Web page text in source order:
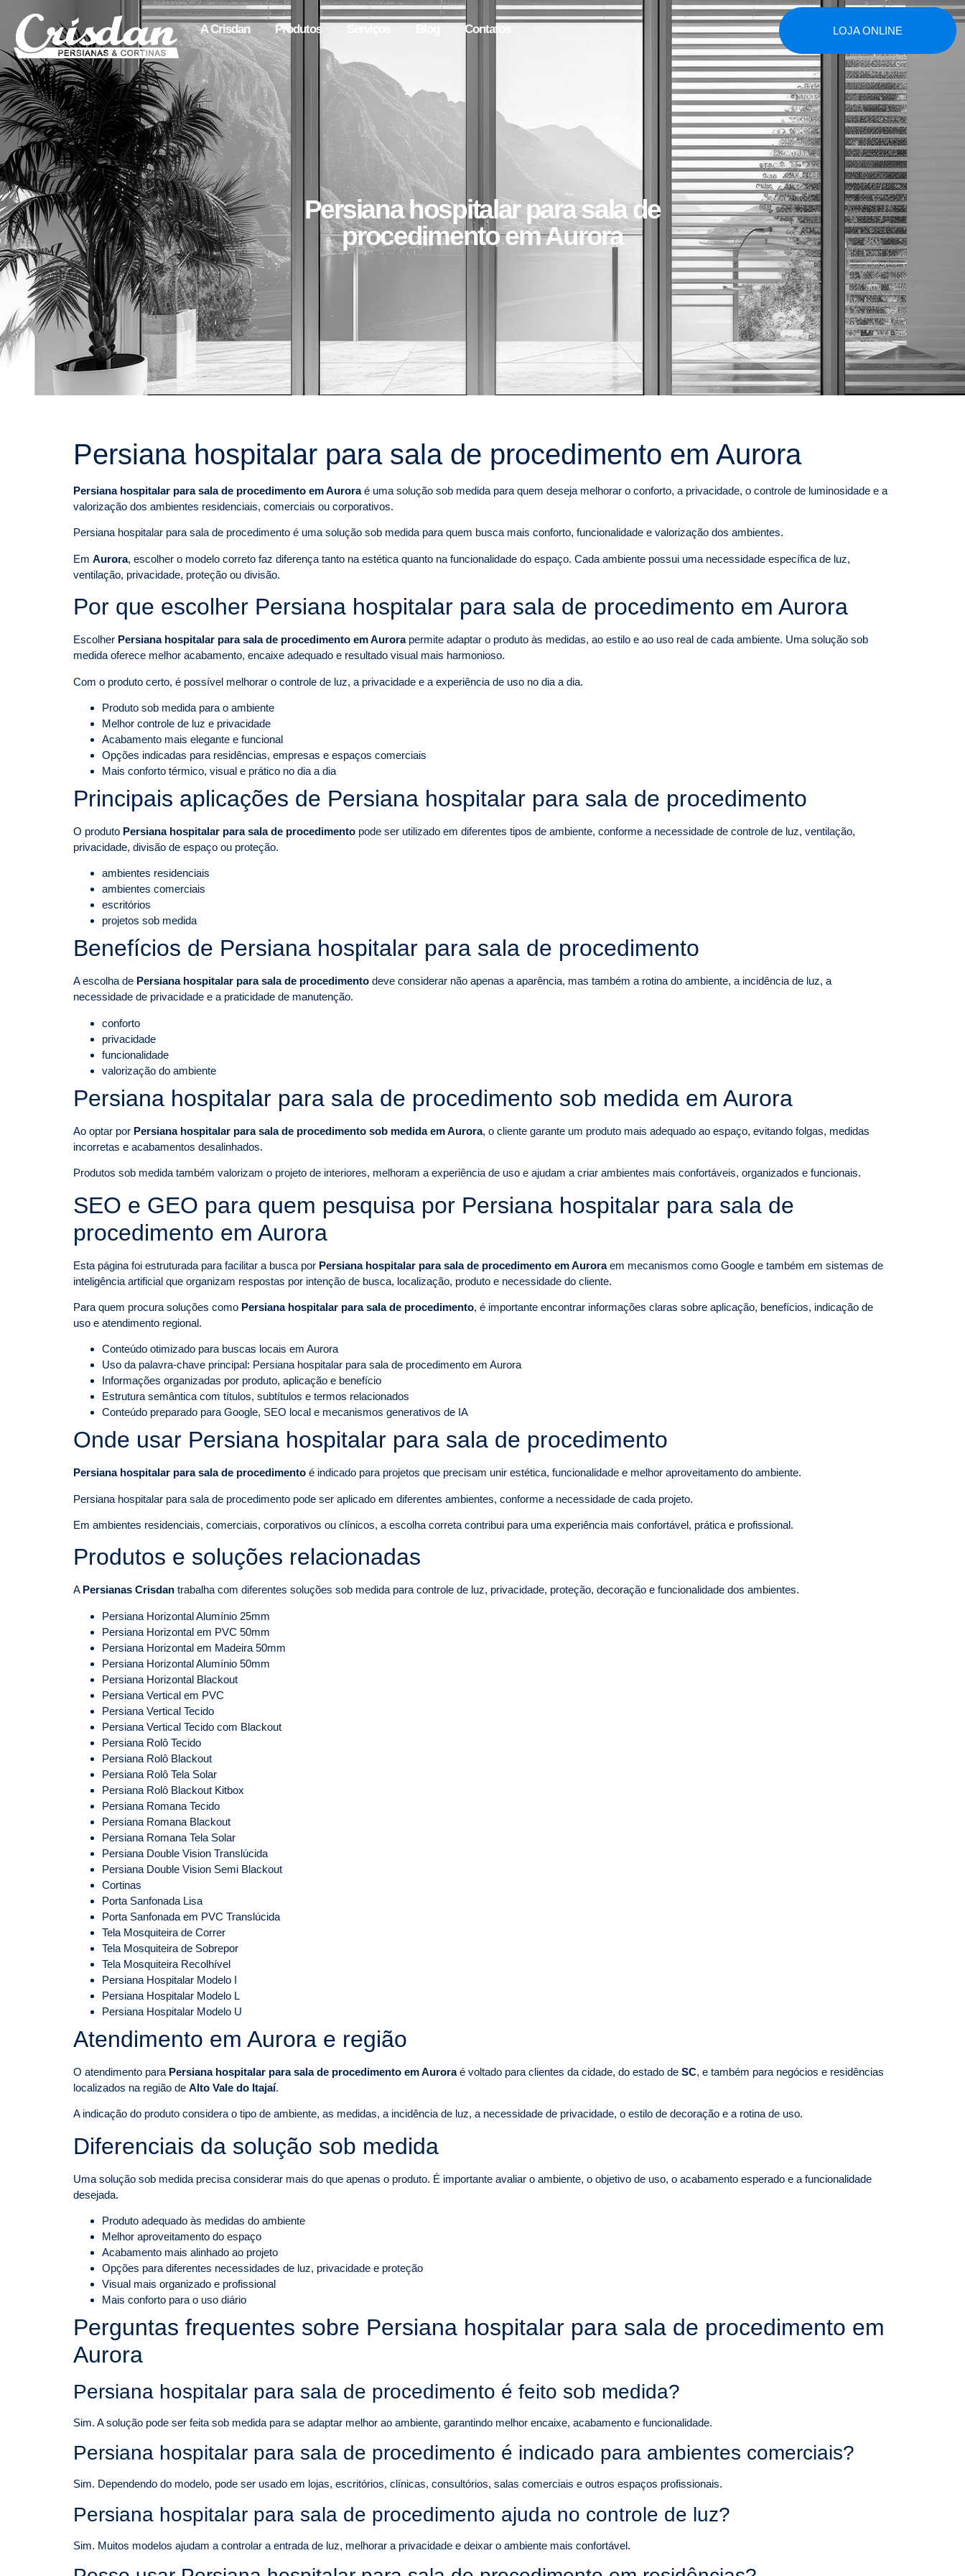
A Crisdan Produtos Contatos LOJA ONLINE
Persiana hospitalar para sala de
procedimento em Aurora
Persiana hospitalar para sala de procedimento em Aurora
Persiana hospitalar para sala de procedimento em Auroraé uma solução sob medida para quem deseja melhorar o conforto, a privacidade, o controle de luminosidade e a
valorização dos ambientes residenciais, comerciais ou corporativos.
Persiana hospitalar para sala de procedimento é uma solução sob medida para quem busca mais conforto, funcionalidade e valorização dos ambientes.
Em Aurora, escolher o modelo correto faz diferença tanto na estética quanto na funcionalidade do espaço. Cada ambiente possui uma necessidade específica de luz,
ventilação, privacidade, proteção ou divisão.
Por que escolher Persiana hospitalar para sala de procedimento em Aurora
Escolher Persiana hospitalar para sala de procedimento em Aurorapermite adaptar o produto às medidas, ao estilo e ao uso real de cada ambiente. Uma solução sob
medida oferece melhor acabamento, encaixe adequado e resultado visual mais harmonioso.
Com o produto certo, é possível melhorar o controle de luz, a privacidade e a experiência de uso no dia a dia.
Produto sob medida para o ambiente
Melhor controle de luz e privacidade
Acabamento mais elegante e funcional
Opções indicadas para residências, empresas e espaços comerciais
Mais conforto térmico, visual e prático no dia a dia
Principais aplicações de Persiana hospitalar para sala de procedimento
O produto Persiana hospitalar para sala de procedimento pode ser utilizado em diferentes tipos de ambiente, conforme a necessidade de controle de luz, ventilação,
privacidade, divisão de espaço ou proteção.
ambientes residenciais
ambientes comerciais
escritórios
projetos sob medida
Benefícios de Persiana hospitalar para sala de procedimento
A escolha de Persiana hospitalar para sala de procedimento deve considerar não apenas a aparência, mas também a rotina do ambiente, a incidência de luz, a
necessidade de privacidade e a praticidade de manutenção.
conforto
privacidade
funcionalidade
valorização do ambiente
Persiana hospitalar para sala de procedimento sob medida em Aurora
Ao optar por Persiana hospitalar para sala de procedimento sob medida em Aurora, o cliente garante um produto mais adequado ao espaço, evitando folgas, medidas
incorretas e acabamentos desalinhados.
Produtos sob medida também valorizam o projeto de interiores, melhoram a experiência de uso e ajudam a criar ambientes mais confortáveis, organizados e funcionais.
SEO e GEO para quem pesquisa por Persiana hospitalar para sala de
procedimento em Aurora
Esta página foi estruturada para facilitar a busca por Persiana hospitalar para sala de procedimento em Auroraem mecanismos como Google e também em sistemas de
inteligência artificial que organizam respostas por intenção de busca, localização, produto e necessidade do cliente.
Para quem procura soluções como Persiana hospitalar para sala de procedimento, é importante encontrar informações claras sobre aplicação, benefícios, indicação de
uso e atendimento regional.
Conteúdo otimizado para buscas locais em Aurora
Uso da palavra-chave principal: Persiana hospitalar para sala de procedimento em Aurora
Informações organizadas por produto, aplicação e benefício
Estrutura semântica com títulos, subtítulos e termos relacionados
Conteúdo preparado para Google, SEO local e mecanismos generativos de IA
Onde usar Persiana hospitalar para sala de procedimento
Persiana hospitalar para sala de procedimento é indicado para projetos que precisam unir estética, funcionalidade e melhor aproveitamento do ambiente.
Persiana hospitalar para sala de procedimento pode ser aplicado em diferentes ambientes, conforme a necessidade de cada projeto.
Em ambientes residenciais, comerciais, corporativos ou clínicos, a escolha correta contribui para uma experiência mais confortável, prática e profissional.
Produtos e soluções relacionadas
A Persianas Crisdan trabalha com diferentes soluções sob medida para controle de luz, privacidade, proteção, decoração e funcionalidade dos ambientes.
Persiana Horizontal Alumínio 25mm
Persiana Horizontal em PVC 50mm
Persiana Horizontal em Madeira 50mm
Persiana Horizontal Alumínio 50mm
Persiana Horizontal Blackout
Persiana Vertical em PVC
Persiana Vertical Tecido
Persiana Vertical Tecido com Blackout
Persiana Rolô Tecido
Persiana Rolô Blackout
Persiana Rolô Tela Solar
Persiana Rolô Blackout Kitbox
Persiana Romana Tecido
Persiana Romana Blackout
Persiana Romana Tela Solar
Persiana Double Vision Translúcida
Persiana Double Vision Semi Blackout
Cortinas
Porta Sanfonada Lisa
Porta Sanfonada em PVC Translúcida
Tela Mosquiteira de Correr
Tela Mosquiteira de Sobrepor
Tela Mosquiteira Recolhível
Persiana Hospitalar Modelo I
Persiana Hospitalar Modelo L
Persiana Hospitalar Modelo U
Atendimento em Aurora e região
O atendimento para Persiana hospitalar para sala de procedimento em Auroraé voltado para clientes da cidade, do estado de SC, e também para negócios e residências
localizados na região de Alto Vale do Itajaí.
A indicação do produto considera o tipo de ambiente, as medidas, a incidência de luz, a necessidade de privacidade, o estilo de decoração e a rotina de uso.
Diferenciais da solução sob medida
Uma solução sob medida precisa considerar mais do que apenas o produto. É importante avaliar o ambiente, o objetivo de uso, o acabamento esperado e a funcionalidade
desejada.
Produto adequado às medidas do ambiente
Melhor aproveitamento do espaço
Acabamento mais alinhado ao projeto
Opções para diferentes necessidades de luz, privacidade e proteção
Visual mais organizado e profissional
Mais conforto para o uso diário
Perguntas frequentes sobre Persiana hospitalar para sala de procedimento em
Aurora
Persiana hospitalar para sala de procedimento é feito sob medida?
Sim. A solução pode ser feita sob medida para se adaptar melhor ao ambiente, garantindo melhor encaixe, acabamento e funcionalidade.
Persiana hospitalar para sala de procedimento é indicado para ambientes comerciais?
Sim. Dependendo do modelo, pode ser usado em lojas, escritórios, clínicas, consultórios, salas comerciais e outros espaços profissionais.
Persiana hospitalar para sala de procedimento ajuda no controle de luz?
Sim. Muitos modelos ajudam a controlar a entrada de luz, melhorar a privacidade e deixar o ambiente mais confortável.